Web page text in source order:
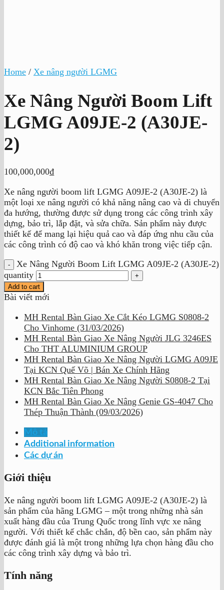
Home / Xe nâng người LGMG
Xe Nâng Người Boom Lift
LGMG A09JE-2 (A30JE-
2)
100,000,000₫
Xe nâng người boom lift LGMG A09JE-2 (A30JE-2) là
một loại xe nâng người có khả năng nâng cao và di chuyển
đa hướng, thường được sử dụng trong các công trình xây
dựng, bảo trì, lắp đặt, và sửa chữa. Sản phẩm này được
thiết kế để mang lại hiệu quả cao và đáp ứng nhu cầu của
các công trình có độ cao và khó khăn trong việc tiếp cận.
Xe Nâng Người Boom Lift LGMG A09JE-2 (A30JE-2)
quantity
Add to cart
Bài viết mới
MH Rental Bàn Giao Xe Cắt Kéo LGMG S0808-2
Cho Vinhome (31/03/2026)
MH Rental Bàn Giao Xe Nâng Người JLG 3246ES
Cho THT ALUMINIUM GROUP
MH Rental Bàn Giao Xe Nâng Người LGMG A09JE
Tại KCN Quế Võ | Bán Xe Chính Hãng
MH Rental Bàn Giao Xe Nâng Người S0808-2 Tại
KCN Bắc Tiên Phong
MH Rental Bàn Giao Xe Nâng Genie GS-4047 Cho
Thép Thuận Thành (09/03/2026)
Mô tả
Additional information
Các dự án
Giới thiệu
Xe nâng người boom lift LGMG A09JE-2 (A30JE-2) là
sản phẩm của hãng LGMG – một trong những nhà sản
xuất hàng đầu của Trung Quốc trong lĩnh vực xe nâng
người. Với thiết kế chắc chắn, độ bền cao, sản phẩm này
được đánh giá là một trong những lựa chọn hàng đầu cho
các công trình xây dựng và bảo trì.
Tính năng